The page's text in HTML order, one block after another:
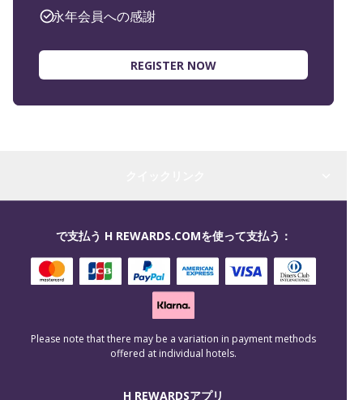
永年会員への感謝
REGISTER NOW
H REWARDSアプリ
で支払う H REWARDS.COMを使って支払う：
Please note that there may be a variation in payment methods
offered at individual hotels.